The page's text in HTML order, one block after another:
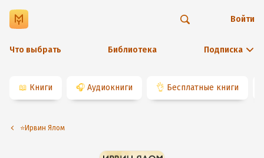
Что выбрать Библиотека Подписка
Войти
📖 Книги 🎧 Аудиокниги 👌 Бесплатные книги
⭐️Ирвин Ялом